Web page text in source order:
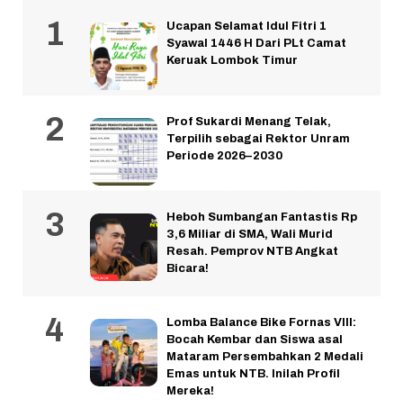
Ucapan Selamat Idul Fitri 1
Syawal 1446 H Dari PLt Camat
Keruak Lombok Timur
Prof Sukardi Menang Telak,
Terpilih sebagai Rektor Unram
Periode 2026–2030
Heboh Sumbangan Fantastis Rp
3,6 Miliar di SMA, Wali Murid
Resah. Pemprov NTB Angkat
Bicara!
Lomba Balance Bike Fornas VIII:
Bocah Kembar dan Siswa asal
Mataram Persembahkan 2 Medali
Emas untuk NTB. Inilah Profil
Mereka!